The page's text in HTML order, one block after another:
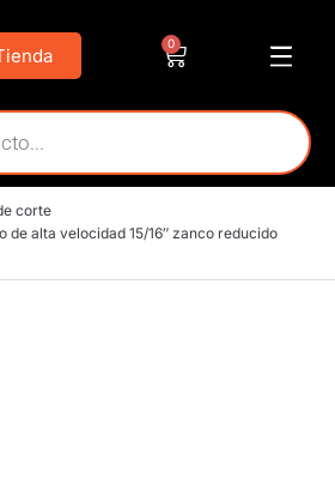
0
corte
de alta velocidad 15/16″ zanco reducido